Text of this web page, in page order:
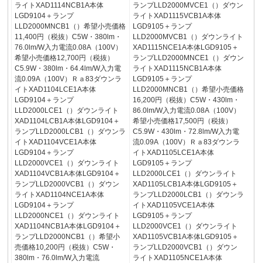
ライトXAD1114NCB1A本体
LGD9104＋ランプ
LLD2000MNCB1（）希望小売価格
11,400円（税抜）C5W・380lm・
76.0lm/W入力電流0.08A（100V）
希望小売価格12,700円（税抜）
C5.9W・380lm・64.4lm/W入力電
流0.09A（100V）Ｒａ83ダウンラ
イトXAD1104LCE1A本体
LGD9104＋ランプ
LLD2000LCE1（）ダウンライト
XAD1104LCB1A本体LGD9104＋
ランプLLD2000LCB1（）ダウンラ
イトXAD1104VCE1A本体
LGD9104＋ランプ
LLD2000VCE1（）ダウンライト
XAD1104VCB1A本体LGD9104＋
ランプLLD2000VCB1（）ダウン
ライトXAD1104NCE1A本体
LGD9104＋ランプ
LLD2000NCE1（）ダウンライト
XAD1104NCB1A本体LGD9104＋
ランプLLD2000NCB1（）希望小
売価格10,200円（税抜）C5W・
380lm・76.0lm/W入力電流
ランプLLD2000MVCE1（）ダウン
ライトXAD1115VCB1A本体
LGD9105＋ランプ
LLD2000MVCB1（）ダウンライト
XAD1115NCE1A本体LGD9105＋
ランプLLD2000MNCE1（）ダウン
ライトXAD1115NCB1A本体
LGD9105＋ランプ
LLD2000MNCB1（）希望小売価格
16,200円（税抜）C5W・430lm・
86.0lm/W入力電流0.08A（100V）
希望小売価格17,500円（税抜）
C5.9W・430lm・72.8lm/W入力電
流0.09A（100V）Ｒａ83ダウンラ
イトXAD1105LCE1A本体
LGD9105＋ランプ
LLD2000LCE1（）ダウンライト
XAD1105LCB1A本体LGD9105＋
ランプLLD2000LCB1（）ダウンラ
イトXAD1105VCE1A本体
LGD9105＋ランプ
LLD2000VCE1（）ダウンライト
XAD1105VCB1A本体LGD9105＋
ランプLLD2000VCB1（）ダウン
ライトXAD1105NCE1A本体